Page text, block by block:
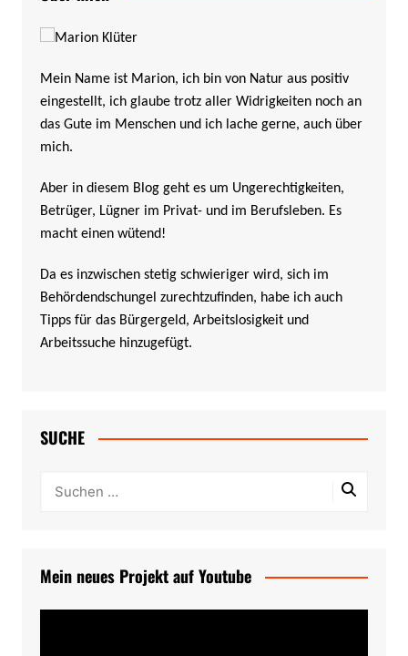
Mein Name ist Marion, ich bin von Natur aus positiv
eingestellt, ich glaube trotz aller Widrigkeiten noch an
das Gute im Menschen und ich lache gerne, auch über
mich.
Aber in diesem Blog geht es um Ungerechtigkeiten,
Betrüger, Lügner im Privat- und im Berufsleben. Es
macht einen wütend!
Da es inzwischen stetig schwieriger wird, sich im
Behördendschungel zurechtzufinden, habe ich auch
Tipps für das Bürgergeld, Arbeitslosigkeit und
Arbeitssuche hinzugefügt.
SUCHE
Mein neues Projekt auf Youtube